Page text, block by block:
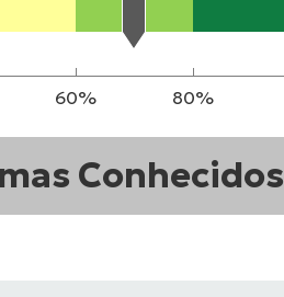
60% 80%
Conhecidos